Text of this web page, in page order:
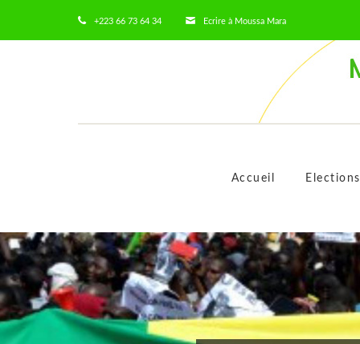
+223 66 73 64 34 Ecrire à Moussa Mara
Accueil Elections